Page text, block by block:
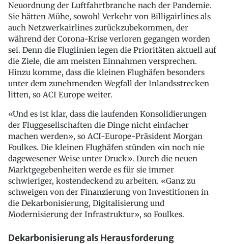
Neuordnung der Luftfahrtbranche nach der Pandemie.
Sie hätten Mühe, sowohl Verkehr von Billigairlines als
auch Netzwerkairlines zurückzubekommen, der
während der Corona-Krise verloren gegangen worden
sei. Denn die Fluglinien legen die Prioritäten aktuell auf
die Ziele, die am meisten Einnahmen versprechen.
Hinzu komme, dass die kleinen Flughäfen besonders
unter dem zunehmenden Wegfall der Inlandsstrecken
litten, so ACI Europe weiter.
«Und es ist klar, dass die laufenden Konsolidierungen
der Fluggesellschaften die Dinge nicht einfacher
machen werden», so ACI-Europe-Präsident Morgan
Foulkes. Die kleinen Flughäfen stünden «in noch nie
dagewesener Weise unter Druck». Durch die neuen
Marktgegebenheiten werde es für sie immer
schwieriger, kostendeckend zu arbeiten. «Ganz zu
schweigen von der Finanzierung von Investitionen in
die Dekarbonisierung, Digitalisierung und
Modernisierung der Infrastruktur», so Foulkes.
Dekarbonisierung als Herausforderung